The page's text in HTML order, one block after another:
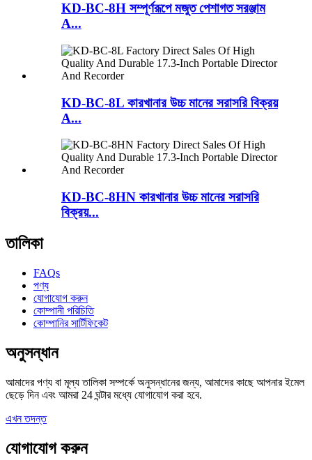
KD-BC-8H সম্পূর্ণরূপে মজুত পেশাগত সরঞ্জাম
A...
KD-BC-8L কারখানার উচ্চ মানের সরাসরি বিক্রয়
A...
KD-BC-8HN কারখানার উচ্চ মানের সরাসরি
বিক্রয়...
তালিকা
FAQs
পণ্য
যোগাযোগ করুন
কোম্পানী পরিচিতি
কোম্পানির সার্টিফিকেট
অনুসন্ধান
আমাদের পণ্য বা মূল্য তালিকা সম্পর্কে অনুসন্ধানের জন্য, আমাদের কাছে আপনার ইমেল
ছেড়ে দিন এবং আমরা 24 ঘন্টার মধ্যে যোগাযোগ করা হবে.
এখন তদন্ত
যোগাযোগ করুন